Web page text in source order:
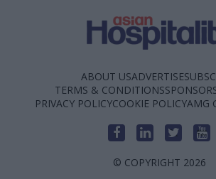
ABOUT USADVERTISE
TERMS & CONDITIONS
PRIVACY POLICYCOOKIE POLICYAMG
© COPYRIGHT 2026